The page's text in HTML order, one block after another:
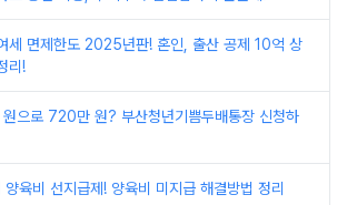
세 면제한도 2025년판! 혼인, 출산 공제 10억 상
리!
으로 720만 원? 부산청년기쁨두배통장 신청하
양육비 선지급제! 양육비 미지급 해결방법 정리